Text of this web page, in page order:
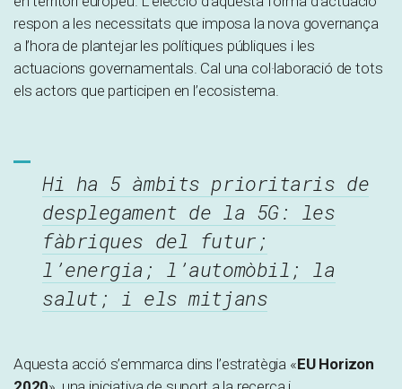
respon a les necessitats que imposa la nova governança
a l’hora de plantejar les polítiques públiques i les
actuacions governamentals. Cal una col·laboració de tots
els actors que participen en l’ecosistema.
Hi ha 5 àmbits prioritaris de
desplegament de la 5G: les
fàbriques del futur;
l’energia; l’automòbil; la
salut; i els mitjans
Aquesta acció s’emmarca dins l’estratègia «EU Horizon